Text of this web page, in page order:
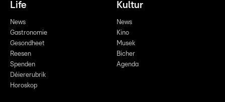
Life
News
Gastronomie
Gesondheet
Reesen
Spenden
Déiererubrik
Horoskop
Kultur
News
Kino
Musek
Bicher
Agenda